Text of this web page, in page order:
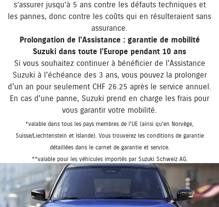
s’assurer jusqu’à 5 ans contre les défauts techniques et
les pannes, donc contre les coûts qui en résulteraient sans
assurance.
Prolongation de l'Assistance : garantie de mobilité
Suzuki dans toute l'Europe pendant 10 ans
Si vous souhaitez continuer à bénéficier de l'Assistance
Suzuki à l'échéance des 3 ans, vous pouvez la prolonger
d'un an pour seulement CHF 26.25 après le service annuel.
En cas d'une panne, Suzuki prend en charge les frais pour
vous garantir votre mobilité.
*valable dans tous les pays membres de l'UE (ainsi qu'en Norvège,
Suisse/Liechtenstein et Islande). Vous trouverez les conditions de garantie
détaillées dans le carnet de garantie et service.
**valable pour les véhicules importés par Suzuki Schweiz AG.